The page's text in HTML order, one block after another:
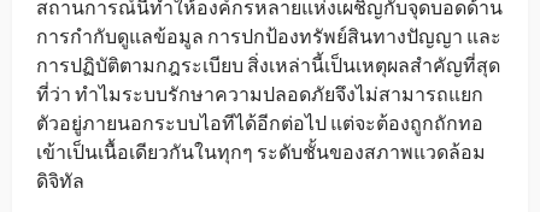
สถานการณ์นี้ทำให้องค์กรหลายแห่งเผชิญกับจุดบอดด้าน
การกำกับดูแลข้อมูล การปกป้องทรัพย์สินทางปัญญา และ
การปฏิบัติตามกฎระเบียบ สิ่งเหล่านี้เป็นเหตุผลสำคัญที่สุด
ที่ว่า ทำไมระบบรักษาความปลอดภัยจึงไม่สามารถแยก
ตัวอยู่ภายนอกระบบไอทีได้อีกต่อไป แต่จะต้องถูกถักทอ
เข้าเป็นเนื้อเดียวกันในทุกๆ ระดับชั้นของสภาพแวดล้อม
ดิจิทัล